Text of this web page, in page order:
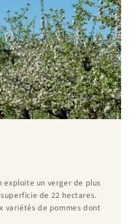
exploite un verger de plus
de 22 hectares.
variétés de pommes dont